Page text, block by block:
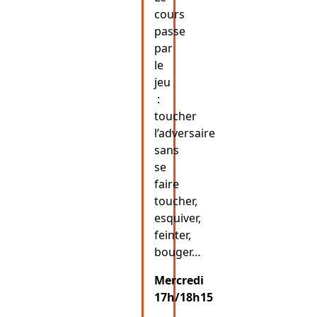
cours
passe
par
le
jeu
:
toucher
l’adversaire
sans
se
faire
toucher,
esquiver,
feinter,
bouger…
Mercredi
17h/18h15